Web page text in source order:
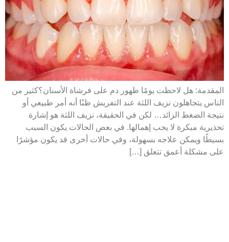
المقدمة: هل لاحظت يومًا ظهور دم على فرشاة الأسنان؟كثير من
الناس يتجاهلون نزيف اللثة عند التفريش ظنًا أنه أمر طبيعي أو
نتيجة الضغط الزائد… لكن في الحقيقة، نزيف اللثة هو إشارة
تحذيرية مبكرة لا يجب إهمالها. في بعض الحالات يكون السبب
بسيطًا ويمكن علاجه بسهولة، وفي حالات أخرى قد يكون مؤشرًا
على مشكلة أعمق تتعلق […]